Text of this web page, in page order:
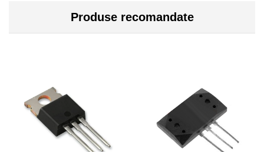
Produse recomandate